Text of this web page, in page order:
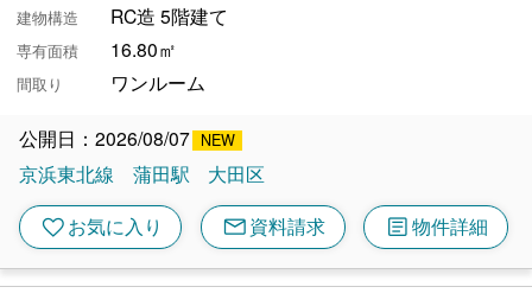
建物構造 RC造 5階建て
専有面積 16.80㎡
間取り ワンルーム
公開日：2026/08/07
京浜東北線
蒲田駅 大田区
favoriteお気に入り mail資料請求 article物件詳細